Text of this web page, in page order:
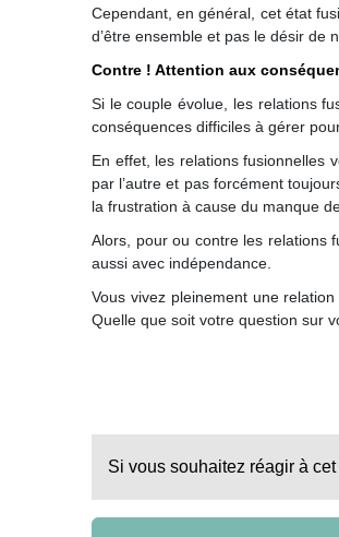
Cependant, en général, cet état
d’être ensemble et pas le désir de
Contre ! Attention aux
Si le couple évolue, les relations
conséquences difficiles à gérer
En effet, les relations fusionnelles
par l’autre et pas forcément
la frustration à cause du manque
Alors, pour ou contre les relations
aussi avec indépendance.
Vous vivez pleinement une
Quelle que soit votre question sur
Si vous souhaitez réagir à